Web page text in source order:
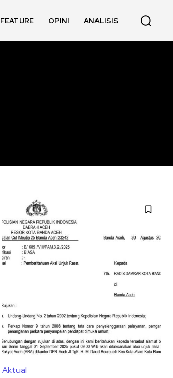
FEATURE OPINI ANALISIS
Aktual